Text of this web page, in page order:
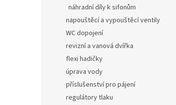
náhradní díly k sifonům
napouštěcí a vypouštěcí ventily
WC dopojení
revizní a vanová dvířka
flexi hadičky
úprava vody
příslušenství pro pájení
regulátory tlaku